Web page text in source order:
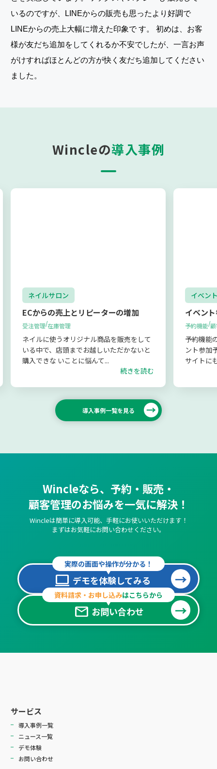
いるのですが、LINEからの販売も思ったより好調で
LINEからの売上大幅に増えた印象で す。 初めは、お客
様が友だち追加をしてくれるか不安でしたが、一言お声
がけすればほとんどの方が快く友だち追加してください
ました。
Wincleの導入事例
ネイルサロン
ECからの売上とリピーターの増加
受注管理/在庫管理
ネイルに使うオリジナル商品を販売をして
いる中で、店頭までお越しいただかないと
購入できな いことに悩んて...
続きを読む
イベン
イベン
予約機能/
予約機能
ント参加
サイトに
導入事例一覧を見る
Wincleなら、予約・販売・
顧客管理のお悩みを一気に解決！
Wincleは簡単に導入可能、手軽にお使いいただけます！
まずはお気軽にお問い合わせください。
実際の画面や操作が分かる！
computer デモを体験してみる
資料請求・お申し込みはこちらから
mail お問い合わせ
サービス
導入事例一覧
ニュース一覧
デモ体験
お問い合わせ